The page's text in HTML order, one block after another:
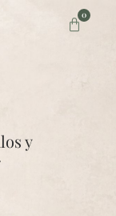
0
Carrito
y